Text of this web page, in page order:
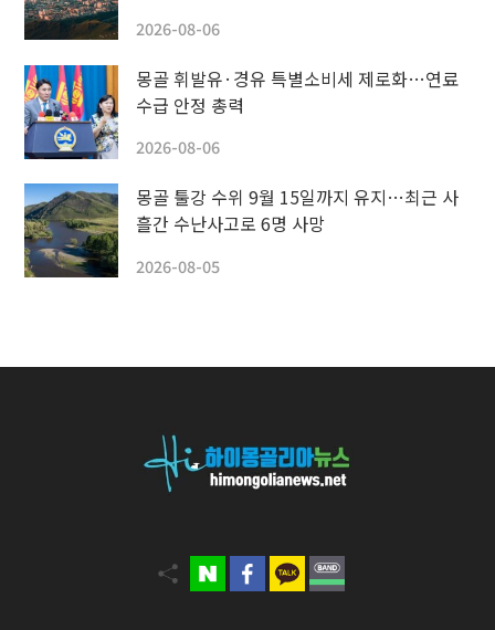
2026-08-06
몽골 휘발유·경유 특별소비세 제로화…연료
수급 안정 총력
2026-08-06
몽골 툴강 수위 9월 15일까지 유지…최근 사
흘간 수난사고로 6명 사망
2026-08-05